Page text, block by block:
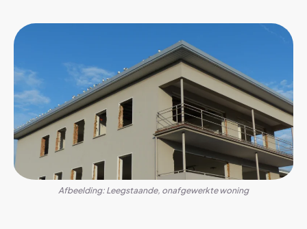
Afbeelding: Leegstaande, onafgewerkte woning